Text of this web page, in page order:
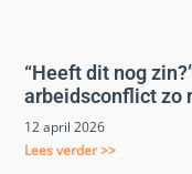
“Heeft dit nog
arbeidsconflict zo
12 april 2026
Lees verder >>